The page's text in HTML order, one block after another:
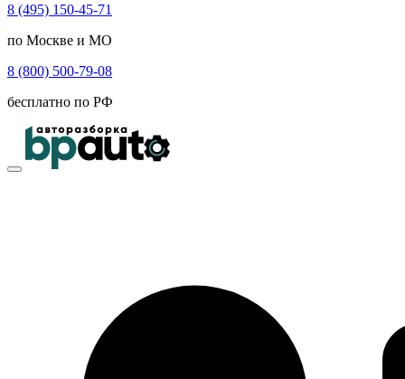
8 (495) 150-45-71
по Москве и МО
8 (800) 500-79-08
бесплатно по РФ